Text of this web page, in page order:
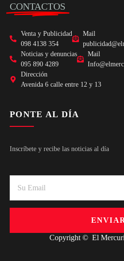
CONTACTOS
Venta y Publicidad
098 4138 354
Mail
Noticias y denuncias
095 890 4289
Mail
Dirección
Avenida 6 calle entre 12 y 13
PONTE AL DÍA
Inscríbete y recibe las noticias al día
Copyright © El